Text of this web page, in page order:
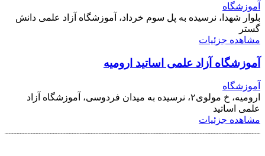
آموزشگاه
بلوار شهدا، نرسیده به پل سوم خرداد، آموزشگاه آزاد علمی دانش
گستر
مشاهده جزئیات
آموزشگاه آزاد علمی اساتید ارومیه
آموزشگاه
ارومیه، خ مولوی۲، نرسیده به میدان فردوسی، آموزشگاه آزاد
علمی اساتید
مشاهده جزئیات